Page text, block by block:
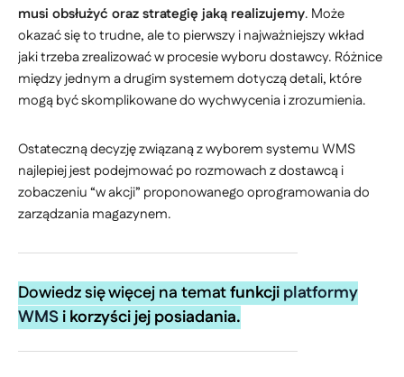
musi obsłużyć oraz strategię jaką realizujemy. Może
okazać się to trudne, ale to pierwszy i najważniejszy wkład
jaki trzeba zrealizować w procesie wyboru dostawcy. Różnice
między jednym a drugim systemem dotyczą detali, które
mogą być skomplikowane do wychwycenia i zrozumienia.
Ostateczną decyzję związaną z wyborem systemu WMS
najlepiej jest podejmować po rozmowach z dostawcą i
zobaczeniu “w akcji” proponowanego oprogramowania do
zarządzania magazynem.
Dowiedz się więcej na tematfunkcjiplatformy
WMSi korzyści jej posiadania.